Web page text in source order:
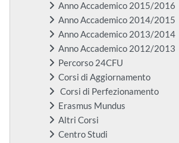
Anno Accademico 2015/2016
Anno Accademico 2014/2015
Anno Accademico 2013/2014
Anno Accademico 2012/2013
Percorso 24CFU
Corsi di Aggiornamento
Corsi di Perfezionamento
Erasmus Mundus
Altri Corsi
Centro Studi